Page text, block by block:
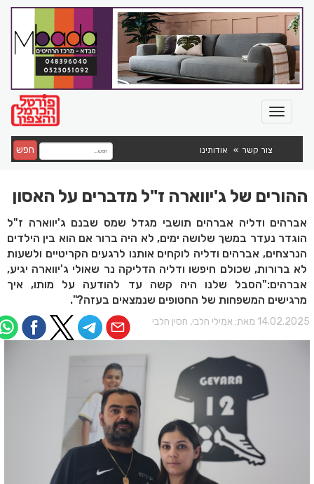
צור קשר אודותינו חפש
ההורים של ג'יווארה ז"ל מדברים על האסון
אברהים ודליה אברהים תושבי מגדל שמס שבנם ג'יווארה ז"ל
הוגדר נעדר במשך שלושה ימים, לא היה ברור אם הוא בין הילדים
הנרצחים, אברהים ודליה לוקחים אותנו לרגעים הקריטיים ולשעות
לא ברורות, שכולם חיפשו ודליה הדליקה נר שאולי ג'יווארה יגיע,
אברהים:"הסבל שלנו היה קשה עד להודעה על מותו, איך
מרגישים המשפחות של החטופים שנמצאים בעזה?".
מאת: אמילי חלבי, חסין חלבי